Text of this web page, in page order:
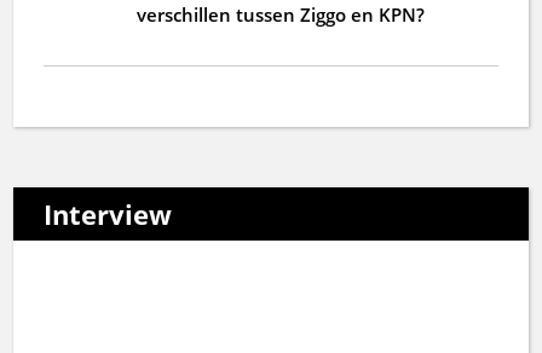
verschillen tussen Ziggo en KPN?
Interview